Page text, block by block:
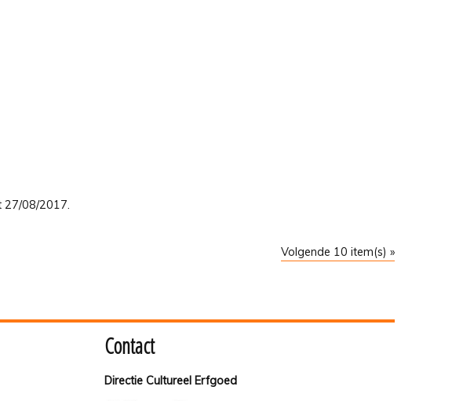
27/08/2017.
Volgende 10 item(s) »
Contact
Directie Cultureel Erfgoed